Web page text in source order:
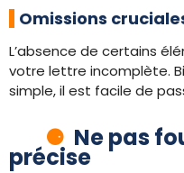
Omissions
L’absence de certains
votre lettre incomplète.
simple, il est facile de
Ne pas
précise